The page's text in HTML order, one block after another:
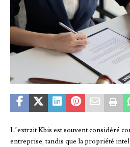
L’extrait Kbis est souvent considéré
entreprise, tandis que la propriété